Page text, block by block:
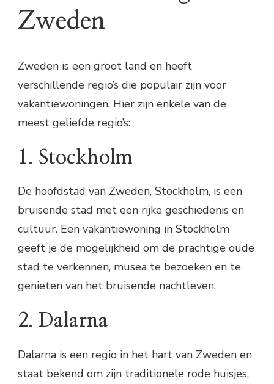
Zweden
Zweden is een groot land en heeft
verschillende regio’s die populair zijn voor
vakantiewoningen. Hier zijn enkele van de
meest geliefde regio’s:
1. Stockholm
De hoofdstad van Zweden, Stockholm, is een
bruisende stad met een rijke geschiedenis en
cultuur. Een vakantiewoning in Stockholm
geeft je de mogelijkheid om de prachtige oude
stad te verkennen, musea te bezoeken en te
genieten van het bruisende nachtleven.
2. Dalarna
Dalarna is een regio in het hart van Zweden en
staat bekend om zijn traditionele rode huisjes,